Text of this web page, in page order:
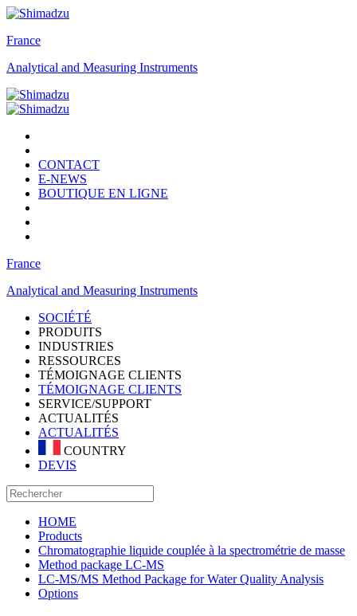
France
Analytical and Measuring Instruments
CONTACT
E-NEWS
BOUTIQUE EN LIGNE
France
Analytical and Measuring Instruments
SOCIÉTÉ
PRODUITS
INDUSTRIES
RESSOURCES
TÉMOIGNAGE CLIENTS
TÉMOIGNAGE CLIENTS
SERVICE/SUPPORT
ACTUALITÉS
ACTUALITÉS
COUNTRY
DEVIS
HOME
Products
Chromatographie liquide couplée à la spectrométrie de masse
Method package LC-MS
LC-MS/MS Method Package for Water Quality Analysis
Options